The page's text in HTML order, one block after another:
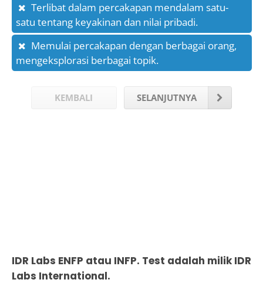
Terlibat dalam percakapan mendalam satu-
satu tentang keyakinan dan nilai pribadi.
Memulai percakapan dengan berbagai orang,
mengeksplorasi berbagai topik.
KEMBALI SELANJUTNYA
IDR Labs ENFP atau INFP. Test adalah milik IDR
Labs International.